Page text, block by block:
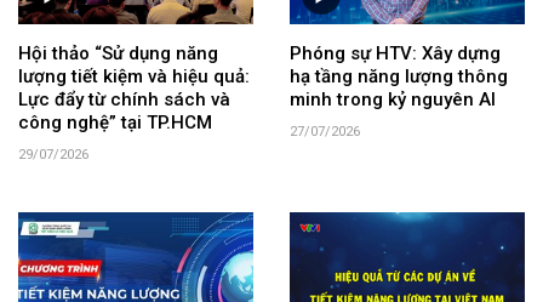
Hội thảo “Sử dụng năng
lượng tiết kiệm và hiệu quả:
Lực đẩy từ chính sách và
công nghệ” tại TP.HCM
29/07/2026
Phóng sự HTV: Xây dựng
hạ tầng năng lượng thông
minh trong kỷ nguyên AI
27/07/2026